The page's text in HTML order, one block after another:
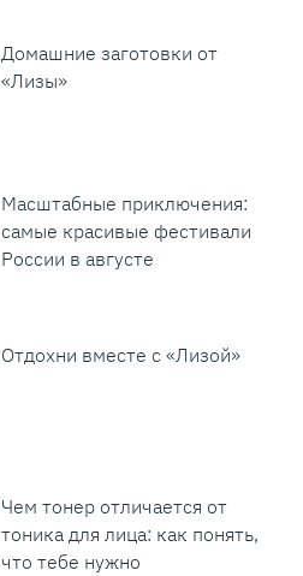
Домашние заготовки от
«Лизы»
Масштабные приключения:
самые красивые фестивали
России в августе
Отдохни вместе с «Лизой»
Чем тонер отличается от
тоника для лица: как понять,
что тебе нужно